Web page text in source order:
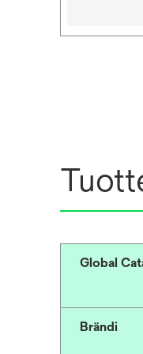
Global
Brändi